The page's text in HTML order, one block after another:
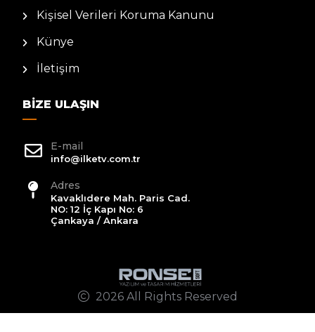
Kişisel Verileri Koruma Kanunu
Künye
İletişim
BIZE ULAŞIN
E-mail
info@ilketv.com.tr
Adres
Kavaklıdere Mah. Paris Cad.
NO: 12 İç Kapı No: 6
Çankaya / Ankara
2026 All Rights Reserved